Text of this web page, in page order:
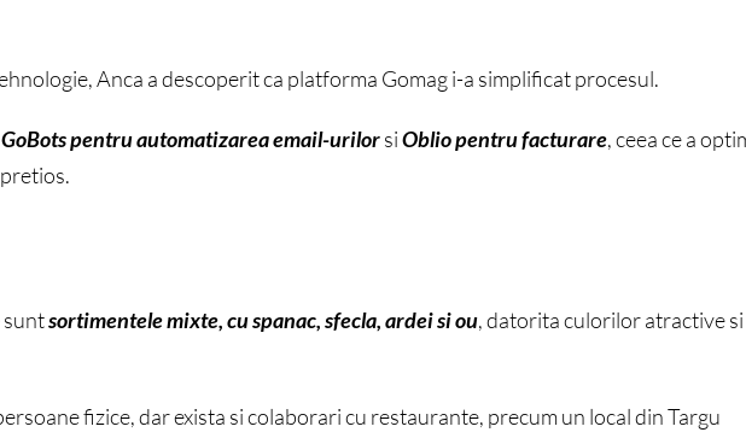
Anca a descoperit ca platforma Gomag i-a simplificat procesul.
GoBots pentru automatizarea email-urilorsiOblio pentru facturare, ceea ce a
suntsortimentele mixte, cu spanac, sfecla, ardei si ou, datorita culorilor atractive si
fizice, dar exista si colaborari cu restaurante, precum un local din Targu